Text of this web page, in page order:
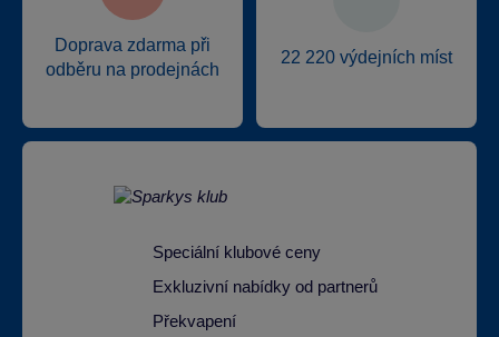
Doprava zdarma při
odběru na prodejnách
22 220 výdejních míst
Speciální klubové ceny
Exkluzivní nabídky od partnerů
Překvapení